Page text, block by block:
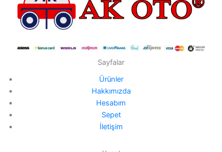
Sayfalar
Ürünler
Hakkımızda
Hesabım
Sepet
İletişim